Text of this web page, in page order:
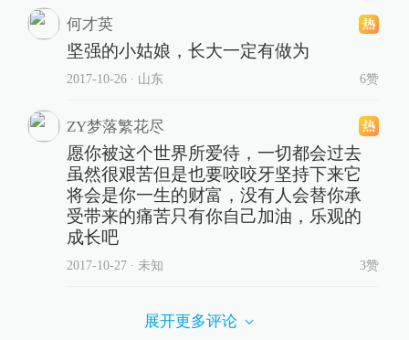
何才英
坚强的小姑娘，长大一定有做为
2017-10-26∙ 山东 6赞
ZY梦落繁花尽
愿你被这个世界所爱待，一切都会过去
虽然很艰苦但是也要咬咬牙坚持下来它
将会是你一生的财富，没有人会替你承
受带来的痛苦只有你自己加油，乐观的
成长吧
2017-10-27∙ 未知 3赞
展开更多评论